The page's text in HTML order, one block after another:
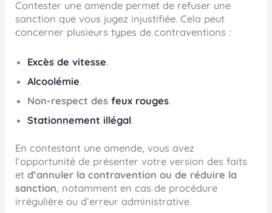
Contester une amende permet de refuser une
sanction que vous jugez injustifiée. Cela peut
concerner plusieurs types de contraventions :
Excès de vitesse.
Alcoolémie.
Non-respect desfeux rouges.
Stationnement illégal.
En contestant une amende, vous avez
l’opportunité de présenter votre version des faits
etd’annuler la contravention ou de réduire la
sanction, notamment en cas de procédure
irrégulière ou d’erreur administrative.